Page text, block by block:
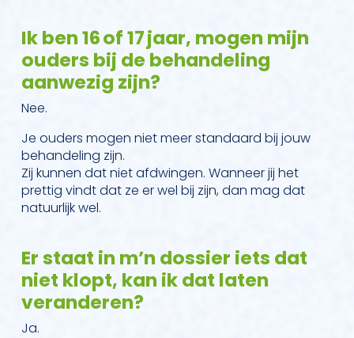
Ik ben 16 of 17 jaar, mogen mijn
ouders bij de behandeling
aanwezig zijn?
Nee.
Je ouders mogen niet meer standaard bij jouw
behandeling zijn.
Zij kunnen dat niet afdwingen. Wanneer jij het
prettig vindt dat ze er wel bij zijn, dan mag dat
natuurlijk wel.
Er staat in m’n dossier iets dat
niet klopt, kan ik dat laten
veranderen?
Ja.